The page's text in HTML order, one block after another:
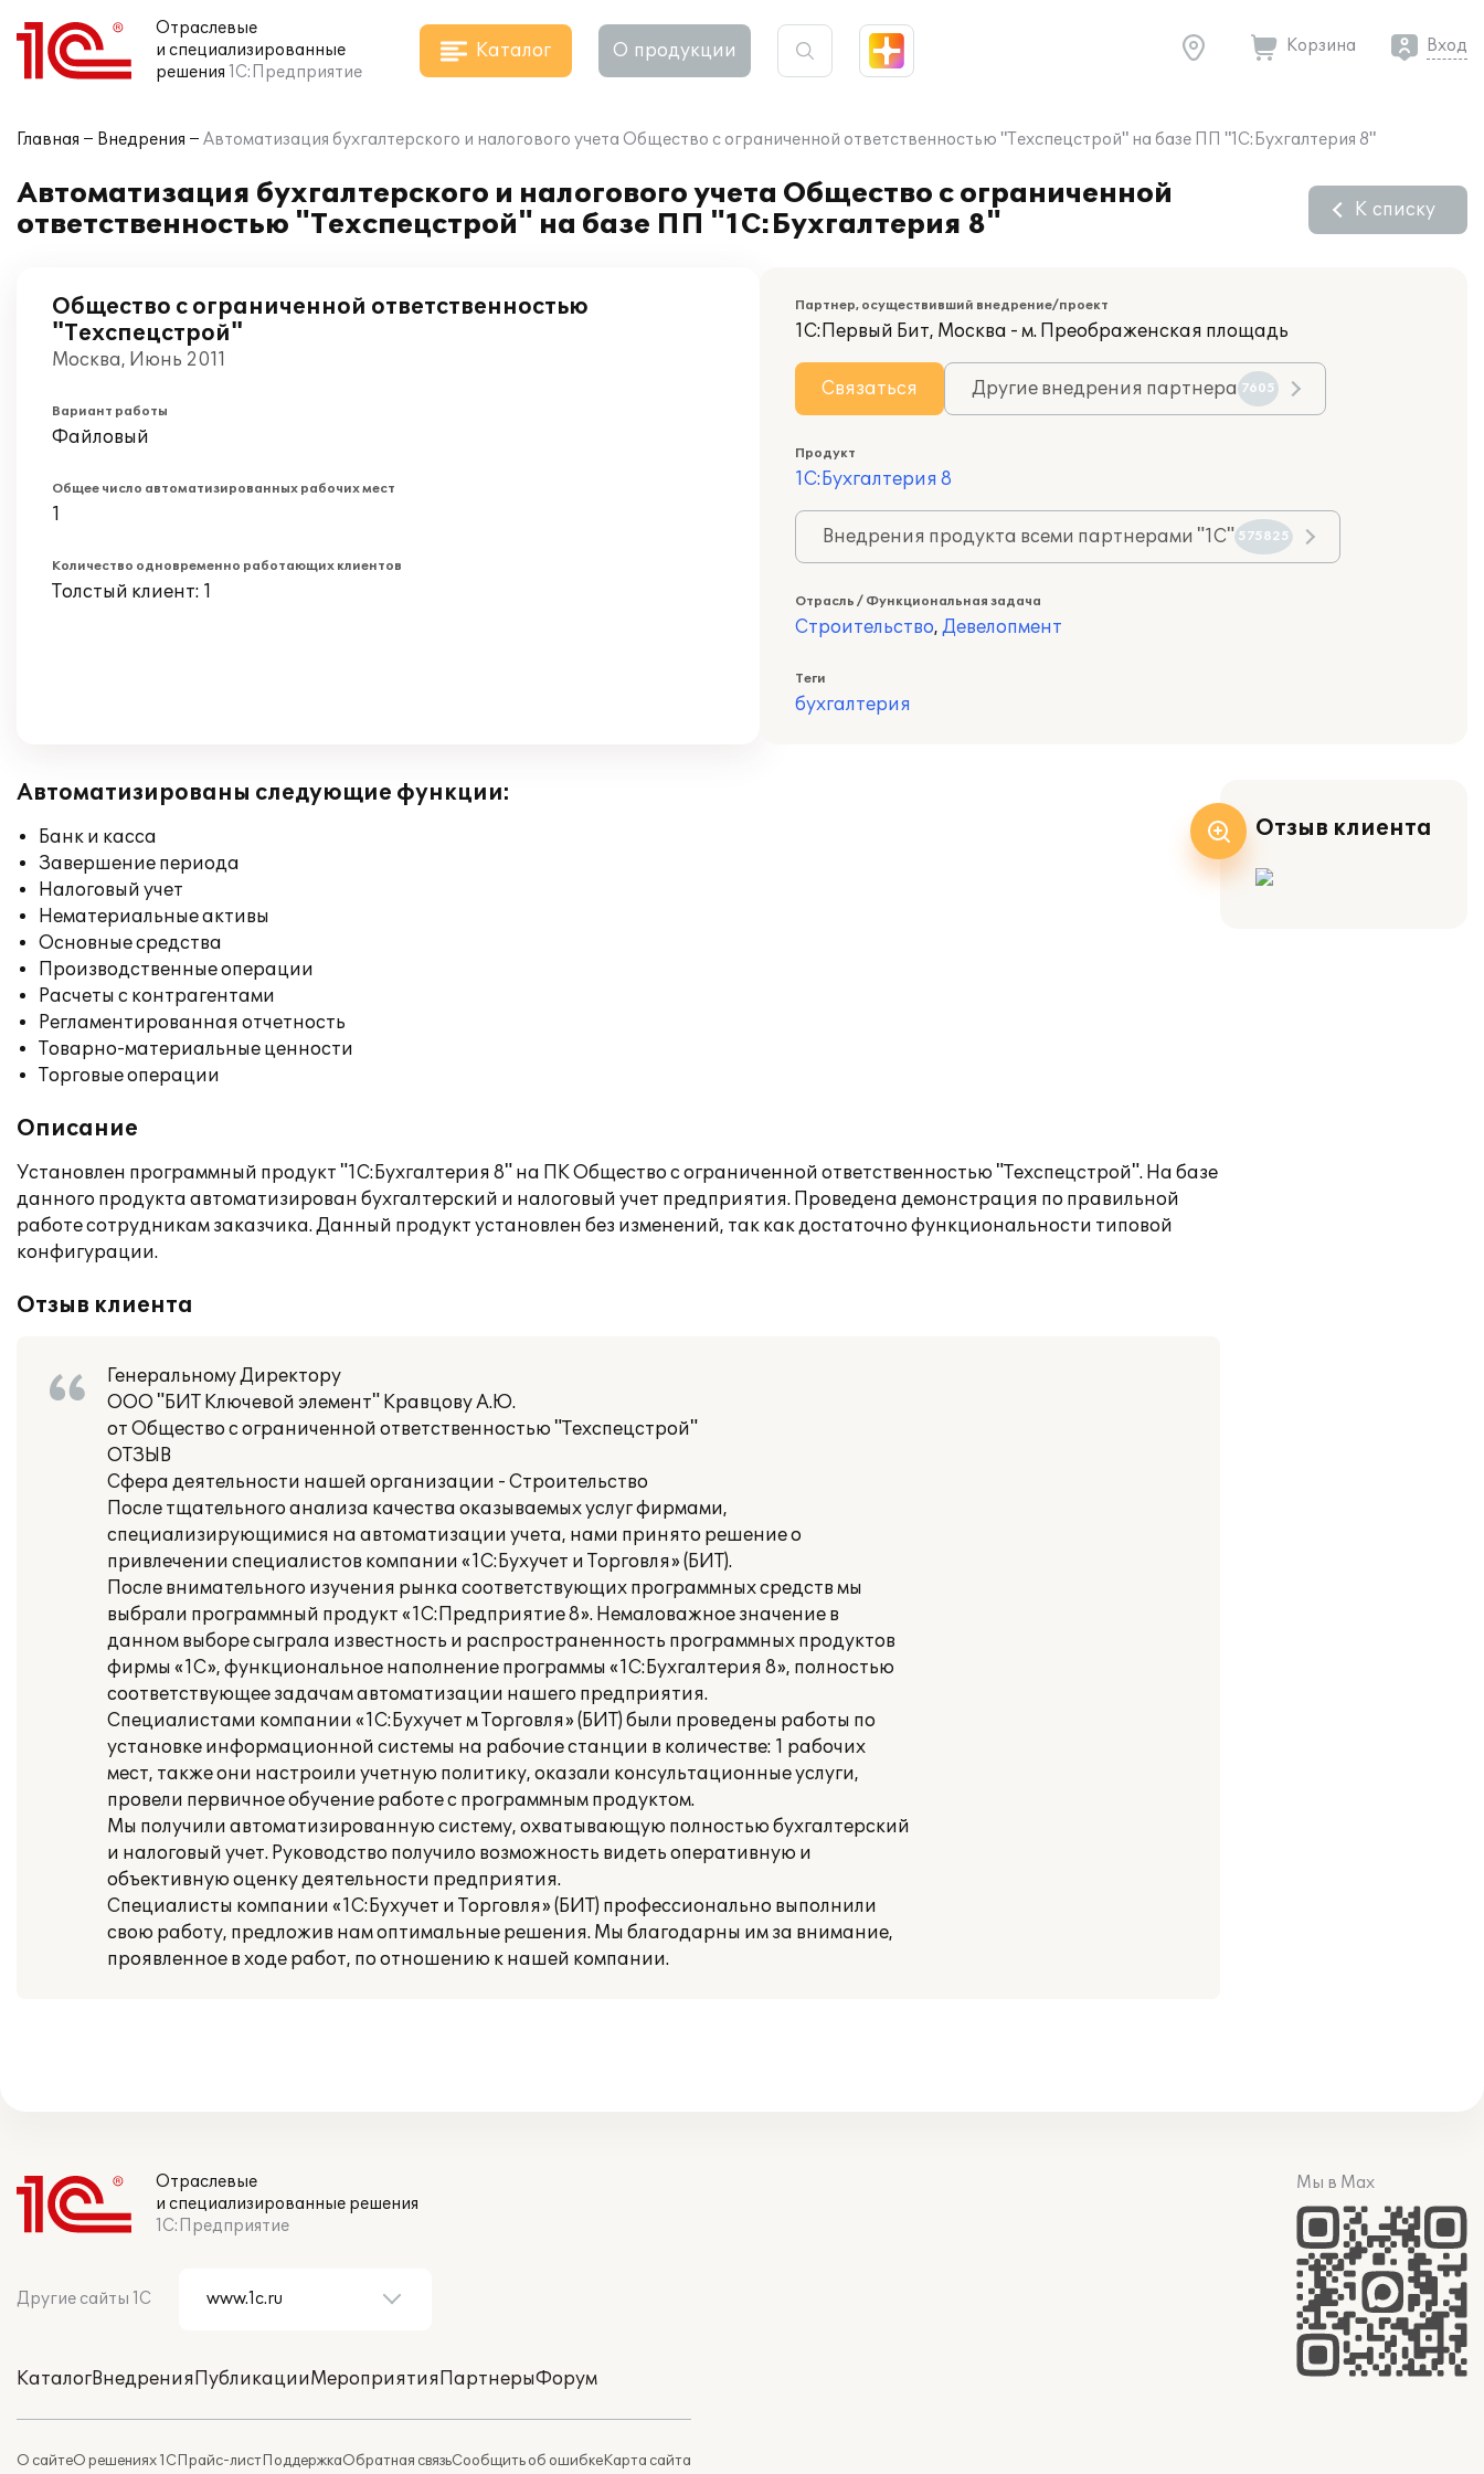
Отраслевые
и специализированные
решения 1С:Предприятие
Каталог О продукции Корзина Вход
Главная Внедрения Автоматизация бухгалтерского и налогового учета Общество с ограниченной ответственностью "Техспецстрой" на базе ПП "1С:Бухгалтерия 8"
Автоматизация бухгалтерского и налогового учета Общество с ограниченной
ответственностью "Техспецстрой" на базе ПП "1С:Бухгалтерия 8"
К списку
Общество с ограниченной ответственностью
"Техспецстрой"
Москва, Июнь 2011
Вариант работы
Файловый
Общее число автоматизированных рабочих мест
1
Количество одновременно работающих клиентов
Толстый клиент: 1
Партнер, осуществивший внедрение/проект
1С:Первый Бит, Москва - м. Преображенская площадь
Связаться Другие внедрения партнера 7605
Продукт
1С:Бухгалтерия 8
Внедрения продукта всеми партнерами "1С" 575825
Отрасль / Функциональная задача
Строительство, Девелопмент
Теги
бухгалтерия
Автоматизированы следующие функции:
Банк и касса
Завершение периода
Налоговый учет
Нематериальные активы
Основные средства
Производственные операции
Расчеты с контрагентами
Регламентированная отчетность
Товарно-материальные ценности
Торговые операции
Описание
Установлен программный продукт "1С:Бухгалтерия 8" на ПК Общество с ограниченной ответственностью "Техспецстрой". На базе
данного продукта автоматизирован бухгалтерский и налоговый учет предприятия. Проведена демонстрация по правильной
работе сотрудникам заказчика. Данный продукт установлен без изменений, так как достаточно функциональности типовой
конфигурации.
Отзыв клиента
Генеральному Директору
ООО "БИТ Ключевой элемент" Кравцову А.Ю.
от Общество с ограниченной ответственностью "Техспецстрой"
ОТЗЫВ
Сфера деятельности нашей организации - Строительство
После тщательного анализа качества оказываемых услуг фирмами,
специализирующимися на автоматизации учета, нами принято решение о
привлечении специалистов компании «1С:Бухучет и Торговля» (БИТ).
После внимательного изучения рынка соответствующих программных средств мы
выбрали программный продукт «1С:Предприятие 8». Немаловажное значение в
данном выборе сыграла известность и распространенность программных продуктов
фирмы «1С», функциональное наполнение программы «1С:Бухгалтерия 8», полностью
соответствующее задачам автоматизации нашего предприятия.
Специалистами компании «1С:Бухучет м Торговля» (БИТ) были проведены работы по
установке информационной системы на рабочие станции в количестве: 1 рабочих
мест, также они настроили учетную политику, оказали консультационные услуги,
провели первичное обучение работе с программным продуктом.
Мы получили автоматизированную систему, охватывающую полностью бухгалтерский
и налоговый учет. Руководство получило возможность видеть оперативную и
объективную оценку деятельности предприятия.
Специалисты компании «1С:Бухучет и Торговля» (БИТ) профессионально выполнили
свою работу, предложив нам оптимальные решения. Мы благодарны им за внимание,
проявленное в ходе работ, по отношению к нашей компании.
Отзыв клиента
Отраслевые
и специализированные решения
1С:Предприятие
Другие сайты 1С
КаталогВнедренияПубликацииМероприятияПартнерыФорум
О сайтеО решениях 1СПрайс-листПоддержкаОбратная связьСообщить об ошибкеКарта сайта
Мы в Max